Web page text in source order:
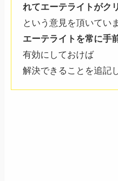
れてエーテライトがク
という意見を頂いてい
エーテライトを常に手
有効にしておけば
解決できることを追記